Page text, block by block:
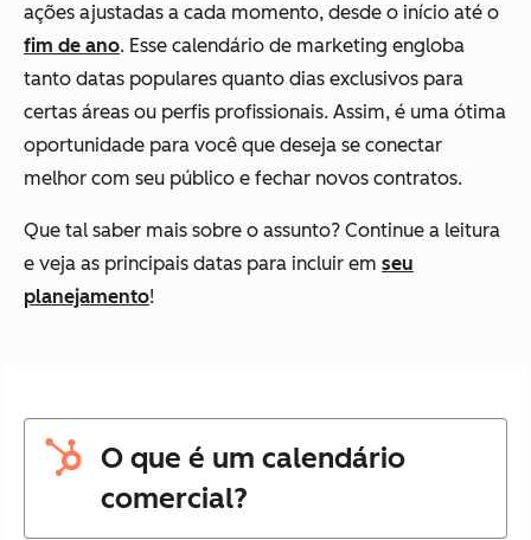
ações ajustadas a cada momento, desde o início até o
fim de ano. Esse calendário de marketing engloba
tanto datas populares quanto dias exclusivos para
certas áreas ou perfis profissionais. Assim, é uma ótima
oportunidade para você que deseja se conectar
melhor com seu público e fechar novos contratos.
Que tal saber mais sobre o assunto? Continue a leitura
e veja as principais datas para incluir em seu
planejamento!
O que é um calendário
comercial?